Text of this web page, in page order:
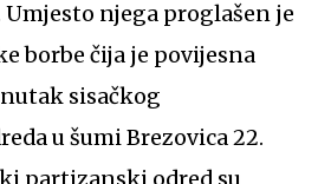
njega proglašen je
borbe čija je povijesna
sisačkog
u šumi Brezovica 22.